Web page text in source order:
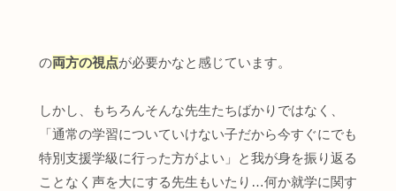
の両方の視点が必要かなと感じています。
しかし、もちろんそんな先生たちばかりではなく、
「通常の学習についていけない子だから今すぐにでも
特別支援学級に行った方がよい」と我が身を振り返る
ことなく声を大にする先生もいたり…何か就学に関す